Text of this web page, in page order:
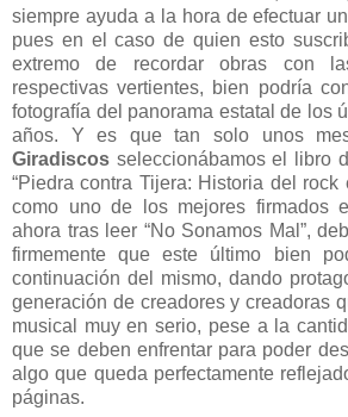
siempre ayuda a la hora de efectuar
pues en el caso de quien esto
extremo de recordar obras con
respectivas vertientes, bien podría
fotografía del panorama estatal de los
años. Y es que tan solo unos
Giradiscos seleccionábamos el libro
“Piedra contra Tijera: Historia del rock
como uno de los mejores firmados
ahora tras leer “No Sonamos Mal”,
firmemente que este último bien
continuación del mismo, dando
generación de creadores y creadoras
musical muy en serio, pese a la
que se deben enfrentar para poder
algo que queda perfectamente
páginas.